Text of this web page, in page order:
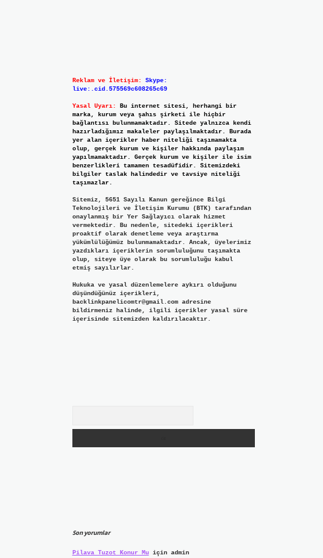
Reklam ve İletişim:
Skype:
live:.cid.575569c608265c69
Yasal Uyarı:
Bu internet sitesi, herhangi bir
marka, kurum veya şahıs şirketi ile hiçbir
bağlantısı bulunmamaktadır. Sitede yalnızca kendi
hazırladığımız makaleler paylaşılmaktadır. Burada
yer alan içerikler haber niteliği taşımamakta
olup, gerçek kurum ve kişiler hakkında paylaşım
yapılmamaktadır. Gerçek kurum ve kişiler ile isim
benzerlikleri tamamen tesadüfidir. Sitemizdeki
bilgiler taslak halindedir ve tavsiye niteliği
taşımazlar.
Sitemiz, 5651 Sayılı Kanun gereğince Bilgi
Teknolojileri ve İletişim Kurumu (BTK) tarafından
onaylanmış bir Yer Sağlayıcı olarak hizmet
vermektedir. Bu nedenle, sitedeki içerikleri
proaktif olarak denetleme veya araştırma
yükümlülüğümüz bulunmamaktadır. Ancak, üyelerimiz
yazdıkları içeriklerin sorumluluğunu taşımakta
olup, siteye üye olarak bu sorumluluğu kabul
etmiş sayılırlar.
Hukuka ve yasal düzenlemelere aykırı olduğunu
düşündüğünüz içerikleri,
backlinkpanelicomtr@gmail.comadresine
bildirmeniz halinde, ilgili içerikler yasal süre
içerisinde sitemizden kaldırılacaktır.
Son yorumlar
Pilava Tuzot Konur Muiçin admin